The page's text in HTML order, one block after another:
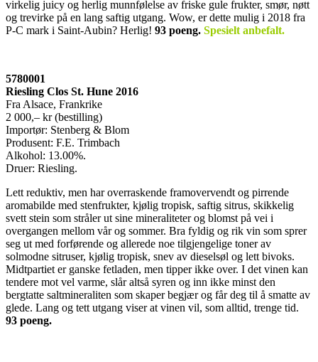
virkelig juicy og herlig munnfølelse av friske gule frukter, smør, nøtt
og trevirke på en lang saftig utgang. Wow, er dette mulig i 2018 fra
P-C mark i Saint-Aubin? Herlig! 93 poeng. Spesielt anbefalt.
5780001
Riesling Clos St. Hune 2016
Fra Alsace, Frankrike
2 000,– kr (bestilling)
Importør: Stenberg & Blom
Produsent: F.E. Trimbach
Alkohol: 13.00%.
Druer: Riesling.
Lett reduktiv, men har overraskende framovervendt og pirrende
aromabilde med stenfrukter, kjølig tropisk, saftig sitrus, skikkelig
svett stein som stråler ut sine mineraliteter og blomst på vei i
overgangen mellom vår og sommer. Bra fyldig og rik vin som sprer
seg ut med forførende og allerede noe tilgjengelige toner av
solmodne sitruser, kjølig tropisk, snev av dieselsøl og lett bivoks.
Midtpartiet er ganske fetladen, men tipper ikke over. I det vinen kan
tendere mot vel varme, slår altså syren og inn ikke minst den
bergtatte saltmineraliten som skaper begjær og får deg til å smatte av
glede. Lang og tett utgang viser at vinen vil, som alltid, trenge tid.
93 poeng.